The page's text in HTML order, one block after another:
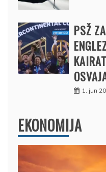
PSŽ
1. jun
EKONOMIJA